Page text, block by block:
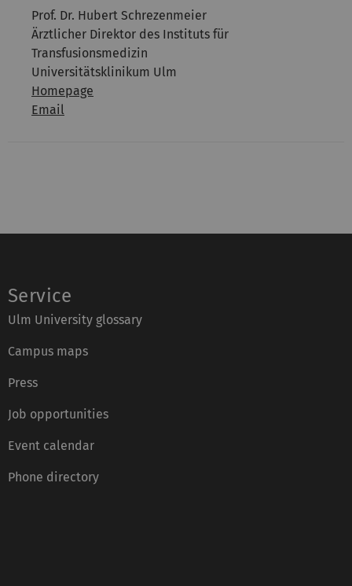
Prof. Dr. Hubert Schrezenmeier
Ärztlicher Direktor des Instituts für
Transfusionsmedizin
Universitätsklinikum Ulm
Homepage
Email
Service
Ulm University glossary
Campus maps
Press
Job opportunities
Event calendar
Phone directory